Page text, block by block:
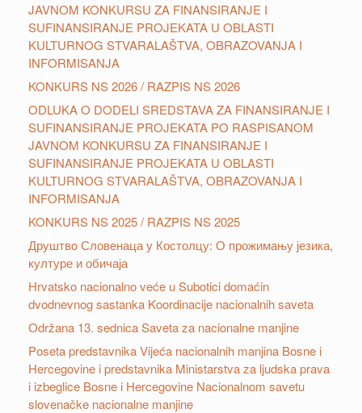
JAVNOM KONKURSU ZA FINANSIRANJE I
SUFINANSIRANJE PROJEKATA U OBLASTI
KULTURNOG STVARALAŠTVA, OBRAZOVANJA I
INFORMISANJA
KONKURS NS 2026 / RAZPIS NS 2026
ODLUKA O DODELI SREDSTAVA ZA FINANSIRANJE I
SUFINANSIRANJE PROJEKATA PO RASPISANOM
JAVNOM KONKURSU ZA FINANSIRANJE I
SUFINANSIRANJE PROJEKATA U OBLASTI
KULTURNOG STVARALAŠTVA, OBRAZOVANJA I
INFORMISANJA
KONKURS NS 2025 / RAZPIS NS 2025
Друштвo Словенаца у Костолцу: О прожимању језика,
културе и обичаја
Hrvatsko nacionalno veće u Subotici domaćin
dvodnevnog sastanka Koordinacije nacionalnih saveta
Održana 13. sednica Saveta za nacionalne manjine
Poseta predstavnika Vijeća nacionalnih manjina Bosne i
Hercegovine i predstavnika Ministarstva za ljudska prava
i izbeglice Bosne i Hercegovine Nacionalnom savetu
slovenačke nacionalne manjine